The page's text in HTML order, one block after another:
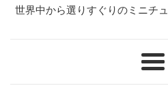
世界中から選りすぐりのミニチ
メ